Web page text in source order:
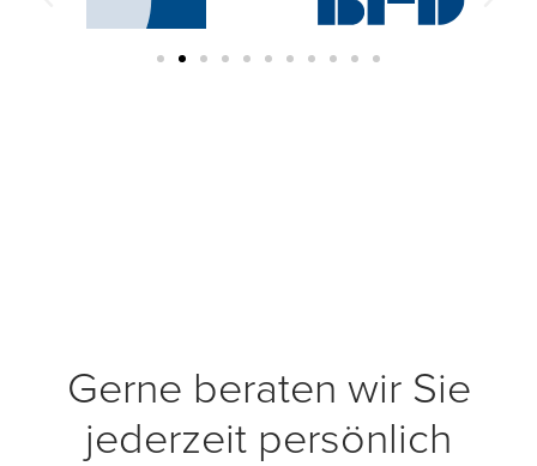
Gerne beraten wir Sie
jederzeit persönlich